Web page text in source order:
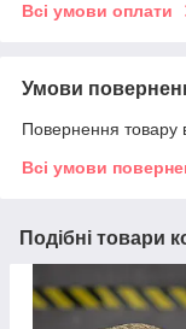
Всі умови оплати
Умови
Повернення товару
Всі умови
Подібні товари